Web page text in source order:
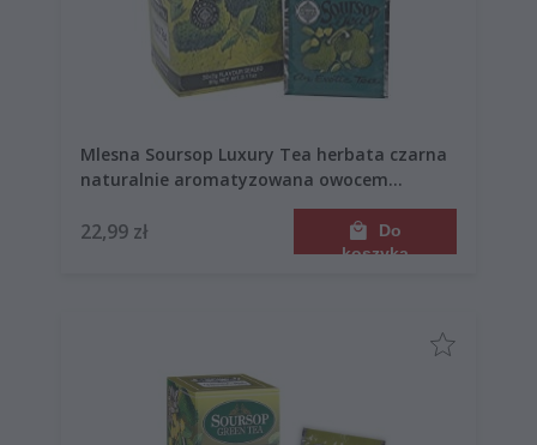
Mlesna Soursop Luxury Tea herbata czarna
naturalnie aromatyzowana owocem
22,99 zł
Do
koszyka